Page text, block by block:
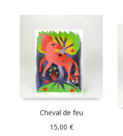
Cheval de feu
15,00 €